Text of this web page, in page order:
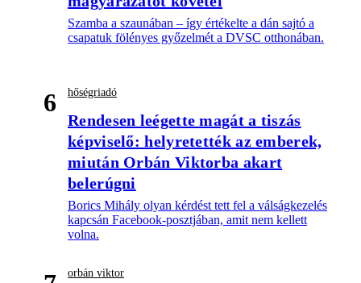
Szamba a szaunában – így értékelte a dán sajtó a
csapatuk fölényes győzelmét a DVSC otthonában.
6 hőségriadó
Rendesen leégette magát a tiszás
képviselő: helyretették az emberek,
miután Orbán Viktorba akart
belerúgni
Borics Mihály olyan kérdést tett fel a válságkezelés
kapcsán Facebook-posztjában, amit nem kellett
volna.
orbán viktor